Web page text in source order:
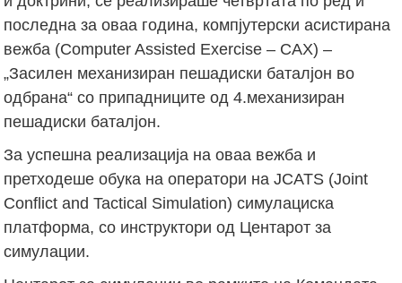
последна за оваа година, компјутерски асистирана
вежба (Computer Assisted Exercise – CAX) –
„Засилен механизиран пешадиски баталјон во
одбрана“ со припадниците од 4.механизиран
пешадиски баталјон.
За успешна реализација на оваа вежба и
претходеше обука на оператори на JCATS (Joint
Conflict and Tactical Simulation) симулациска
платформа, со инструктори од Центарот за
симулации.